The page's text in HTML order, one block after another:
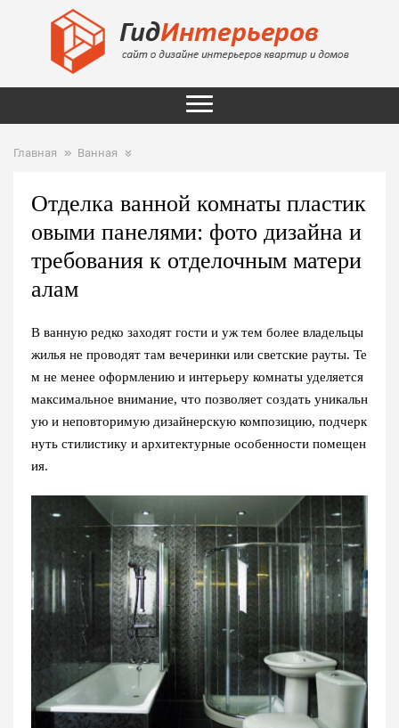
Главная Ванная
Отделка ванной комнаты пластик
овыми панелями: фото дизайна и
требования к отделочным матери
алам
В ванную редко заходят гости и уж тем более владельцы
жилья не проводят там вечеринки или светские рауты. Те
м не менее оформлению и интерьеру комнаты уделяется
максимальное внимание, что позволяет создать уникальн
ую и неповторимую дизайнерскую композицию, подчерк
нуть стилистику и архитектурные особенности помещен
ия.